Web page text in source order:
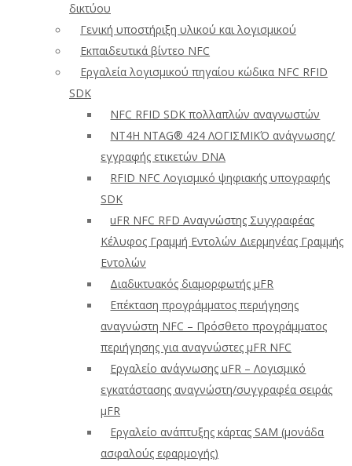
δικτύου
Γενική υποστήριξη υλικού και λογισμικού
Εκπαιδευτικά βίντεο NFC
Εργαλεία λογισμικού πηγαίου κώδικα NFC RFID
SDK
NFC RFID SDK πολλαπλών αναγνωστών
NT4H NTAG® 424 ΛΟΓΙΣΜΙΚΌ ανάγνωσης/
εγγραφής ετικετών DNA
RFID NFC Λογισμικό ψηφιακής υπογραφής
SDK
uFR NFC RFD Αναγνώστης Συγγραφέας
Κέλυφος Γραμμή Εντολών Διερμηνέας Γραμμής
Εντολών
Διαδικτυακός διαμορφωτής μFR
Επέκταση προγράμματος περιήγησης
αναγνώστη NFC – Πρόσθετο προγράμματος
περιήγησης για αναγνώστες μFR NFC
Εργαλείο ανάγνωσης uFR – Λογισμικό
εγκατάστασης αναγνώστη/συγγραφέα σειράς
μFR
Εργαλείο ανάπτυξης κάρτας SAM (μονάδα
ασφαλούς εφαρμογής)